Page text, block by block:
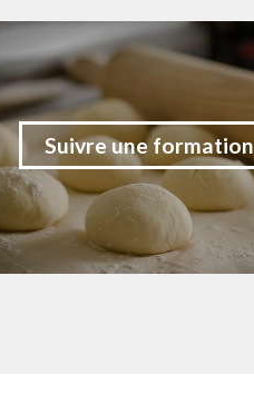
Suivre une formation